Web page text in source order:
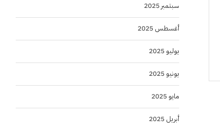
سبتمبر 2025
أغسطس 2025
يوليو 2025
يونيو 2025
مايو 2025
أبريل 2025